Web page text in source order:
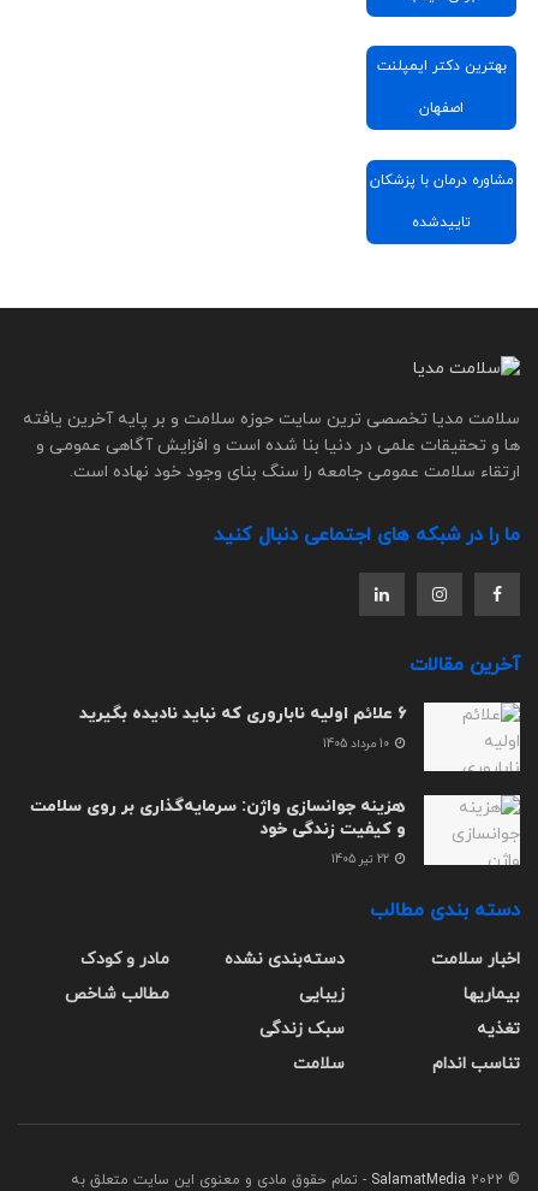
بهترین دکتر ایمپلنت
اصفهان
مشاوره درمان با پزشکان
تاییدشده
سلامت مدیا تخصصی ترین سایت حوزه سلامت و بر پایه آخرین یافته
ها و تحقیقات علمی در دنیا بنا شده است و افزایش آگاهی عمومی و
ارتقاء سلامت عمومی جامعه را سنگ بنای وجود خود نهاده است.
ما را در شبکه های اجتماعی دنبال کنید
آخرین مقالات
6 علائم اولیه ناباروری که نباید نادیده بگیرید
هزینه جوانسازی واژن: سرمایه‌گذاری بر روی سلامت
و کیفیت زندگی خود
دسته بندی مطالب
اخبار سلامت
بیماریها
تغذیه
تناسب اندام
دسته‌بندی نشده
زیبایی
سبک زندگی
سلامت
مادر و کودک
مطالب شاخص
© 2022
SalamatMedia - تمام حقوق مادی و معنوی این سایت متعلق به